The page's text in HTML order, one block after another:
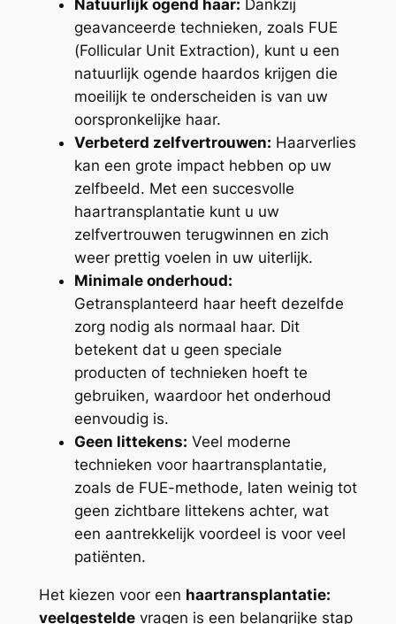
Natuurlijk ogend haar: Dankzij
geavanceerde technieken, zoals FUE
(Follicular Unit Extraction), kunt u een
natuurlijk ogende haardos krijgen die
moeilijk te onderscheiden is van uw
oorspronkelijke haar.
Verbeterd zelfvertrouwen: Haarverlies
kan een grote impact hebben op uw
zelfbeeld. Met een succesvolle
haartransplantatie kunt u uw
zelfvertrouwen terugwinnen en zich
weer prettig voelen in uw uiterlijk.
Minimale onderhoud:
Getransplanteerd haar heeft dezelfde
zorg nodig als normaal haar. Dit
betekent dat u geen speciale
producten of technieken hoeft te
gebruiken, waardoor het onderhoud
eenvoudig is.
Geen littekens: Veel moderne
technieken voor haartransplantatie,
zoals de FUE-methode, laten weinig tot
geen zichtbare littekens achter, wat
een aantrekkelijk voordeel is voor veel
patiënten.
Het kiezen voor een haartransplantatie:
veelgesteldevragen is een belangrijke stap